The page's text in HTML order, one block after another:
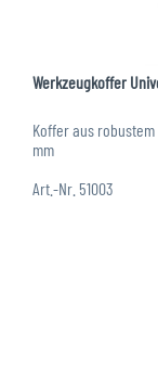
Werkzeugkoffer
Koffer aus
mm
Art.-Nr. 51003